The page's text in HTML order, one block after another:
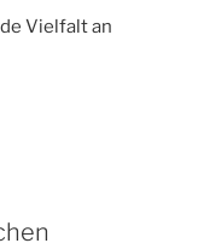
Vielfalt an